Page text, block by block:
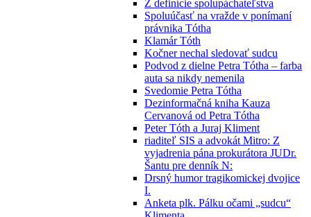
Z definície spolupáchateľstva
Spoluúčasť na vražde v ponímaní
právnika Tótha
Klamár Tóth
Kočner nechal sledovať sudcu
Podvod z dielne Petra Tótha – farba
auta sa nikdy nemenila
Svedomie Petra Tótha
Dezinformačná kniha Kauza
Cervanová od Petra Tótha
Peter Tóth a Juraj Kliment
riaditeľ SIS a advokát Mitro: Z
vyjadrenia pána prokurátora JUDr.
Šantu pre denník N:
Drsný humor tragikomickej dvojice
I.
Anketa plk. Pálku očami „sudcu“